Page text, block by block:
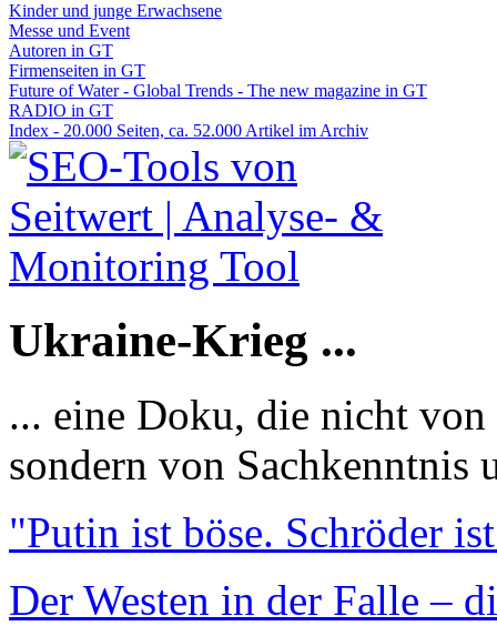
Kinder und junge Erwachsene
Messe und Event
Autoren in GT
Firmenseiten in GT
Future of Water - Global Trends - The new magazine in GT
RADIO in GT
Index - 20.000 Seiten, ca. 52.000 Artikel im Archiv
Ukraine-Krieg ...
... eine Doku, die nicht
sondern von Sachkenntnis
"Putin ist böse. Schröder
Der Westen in der Falle –